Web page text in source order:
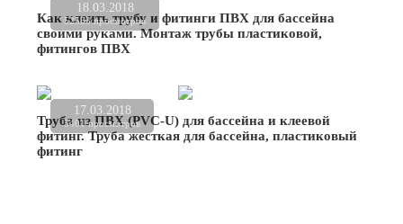
18.03.2018
52583 просмотров
Как клеить трубу и фитинги ПВХ для бассейна
своими руками. Монтаж трубы пластиковой,
фитингов ПВХ
17.03.2018
5401 просмотров
Труба из ПВХ (PVC-U) для бассейна и клеевой
фитинг. Труба жесткая для бассейна, пластиковый
фитинг